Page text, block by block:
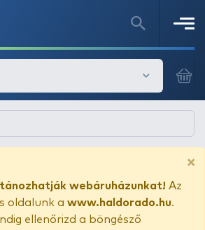
×
webáruházunkat! Az
oldalunk a www.haldorado.hu.
ellenőrizd a böngésző